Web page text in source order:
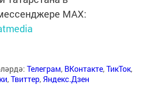
MАХ:
Телеграм, ВКонтакте,ТикТок,
,Твиттер, Яндекс.Дзен